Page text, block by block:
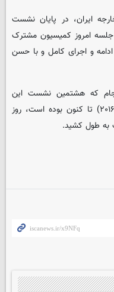
ایران، در پایان نشست
امروز کمیسیون مشترک
ادامه و اجرای کامل و با حسن
که هشتمین نشست این
کمیسیون از روز اجرای برجام (۱۶ ژانویه ۲۰۱۶) تا کنون بوده است، روز
طول کشید.